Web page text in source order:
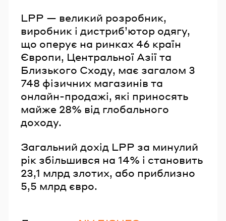
LPP — великий розробник,
виробник і дистриб’ютор одягу,
що оперує на ринках 46 країн
Європи, Центральної Азії та
Близького Сходу, має загалом 3
748 фізичних магазинів та
онлайн-продажі, які приносять
майже 28% від глобального
доходу.
Загальний дохід LPP за минулий
рік збільшився на 14% і становить
23,1 млрд злотих, або приблизно
5,5 млрд євро.